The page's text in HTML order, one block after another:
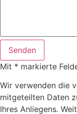
Senden
Mit * markierte
Wir verwenden die
mitgeteilten Daten
Ihres Anliegens.